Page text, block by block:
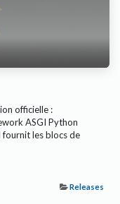
officielle :
ASGI Python
les blocs de
Releases